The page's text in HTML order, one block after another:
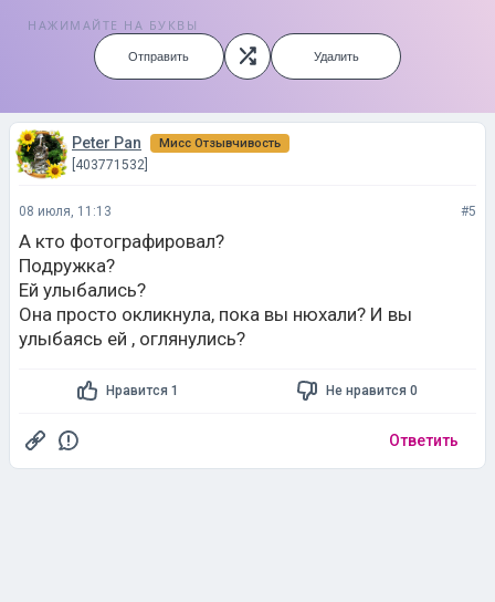
НАЖИМАЙТЕ НА БУКВЫ
Отправить Удалить
Peter Pan Мисс Отзывчивость
[403771532]
08 июля, 11:13 #5
А кто фотографировал?
Подружка?
Ей улыбались?
Она просто окликнула, пока вы нюхали? И вы
улыбаясь ей , оглянулись?
Нравится 1 Не нравится 0
Ответить